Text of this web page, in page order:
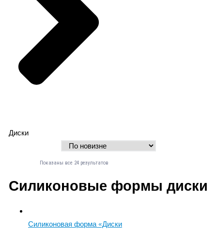
Диски
Показаны все 24 результатов
Силиконовые формы диски
Силиконовая форма «Диски